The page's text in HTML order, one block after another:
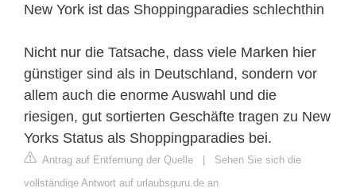
New York ist das Shoppingparadies schlechthin
Nicht nur die Tatsache, dass viele Marken hier
günstiger sind als in Deutschland, sondern vor
allem auch die enorme Auswahl und die
riesigen, gut sortierten Geschäfte tragen zu New
Yorks Status als Shoppingparadies bei.
Antrag auf Entfernung der Quelle | Sehen Sie sich die
vollständige Antwort auf urlaubsguru.de an